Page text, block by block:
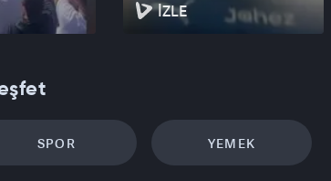
İZLE
SPOR YEMEK